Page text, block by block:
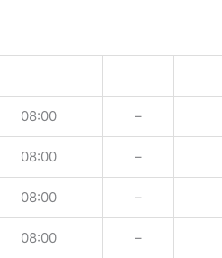
08:00 –
08:00 –
08:00 –
08:00 –